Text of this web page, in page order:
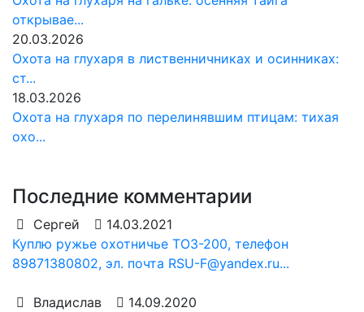
открывае...
20.03.2026
Охота на глухаря в лиственничниках и осинниках:
ст...
18.03.2026
Охота на глухаря по перелинявшим птицам: тихая
охо...
Последние комментарии
Сергей
14.03.2021
Куплю ружье охотничье ТОЗ-200, телефон
89871380802, эл. почта RSU-F@yandex.ru...
Владислав
14.09.2020